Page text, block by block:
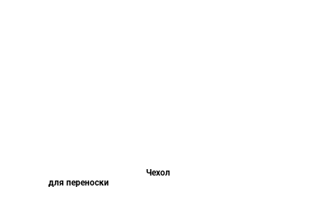
Чехол
для переноски